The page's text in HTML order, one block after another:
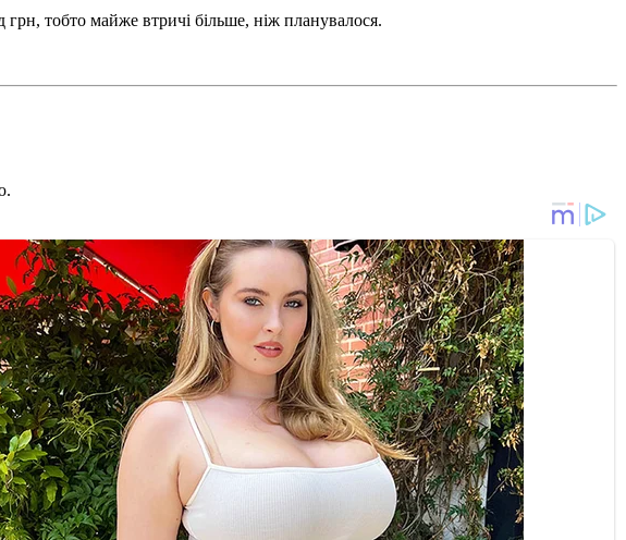
тобто майже втричі більше, ніж планувалося.